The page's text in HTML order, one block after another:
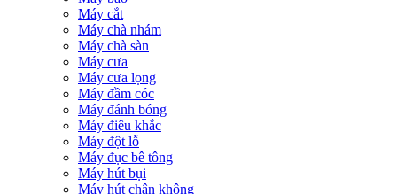
Máy cắt
Máy chà nhám
Máy chà sàn
Máy cưa
Máy cưa lọng
Máy đầm cóc
Máy đánh bóng
Máy điêu khắc
Máy đột lỗ
Máy đục bê tông
Máy hút bụi
Máy hút chân không